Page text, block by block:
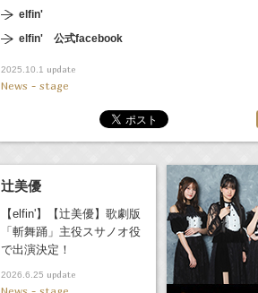
elfin'
elfin' 公式facebook
2025.10.1 update
News - stage
辻美優
【elfin'】【辻美優】歌劇版
「斬舞踊」主役スサノオ役
で出演決定！
2026.6.25 update